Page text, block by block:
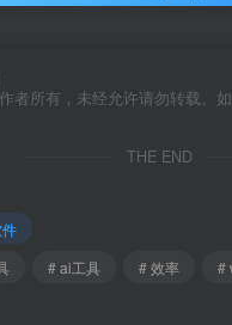
者所有，未经允许请勿转载。
THE END
# ai工具 # 效率 #